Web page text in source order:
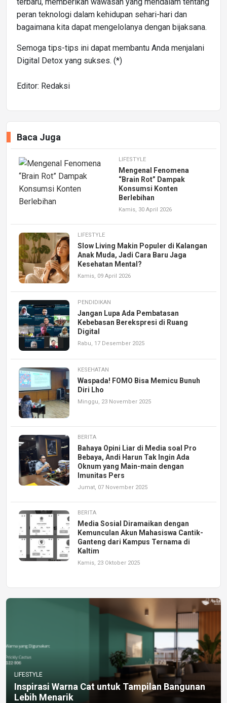
peran teknologi dalam kehidupan sehari-hari dan
bagaimana kita dapat mengelolanya dengan bijaksana.
Semoga tips-tips ini dapat membantu Anda menjalani
Digital Detox yang sukses. (*)
Editor: Redaksi
Baca Juga
LIFESTYLE
Mengenal Fenomena
“Brain Rot” Dampak
Konsumsi Konten
Berlebihan
Kamis, 30 April 2026
LIFESTYLE
Slow Living Makin Populer di Kalangan
Anak Muda, Jadi Cara Baru Jaga
Kesehatan Mental?
Kamis, 09 April 2026
PENDIDIKAN
Jangan Lupa Ada Pembatasan
Kebebasan Berekspresi di Ruang
Digital
Rabu, 17 Desember 2025
KESEHATAN
Waspada! FOMO Bisa Memicu Bunuh
Diri Lho
Minggu, 23 November 2025
BERITA
Bahaya Opini Liar di Media soal Pro
Bebaya, Andi Harun Tak Ingin Ada
Oknum yang Main-main dengan
Imunitas Pers
Jumat, 07 November 2025
BERITA
Media Sosial Diramaikan dengan
Kemunculan Akun Mahasiswa Cantik-
Ganteng dari Kampus Ternama di
Kaltim
Kamis, 23 Oktober 2025
LIFESTYLE
Inspirasi Warna Cat untuk Tampilan Bangunan
Lebih Menarik